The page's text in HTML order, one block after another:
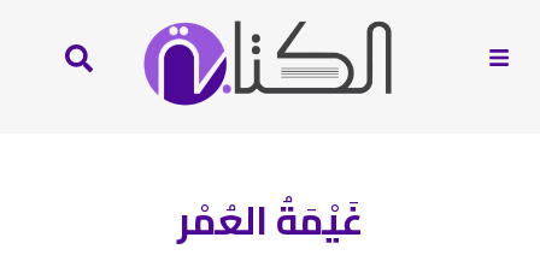
غَيْمَةُ العُمْر